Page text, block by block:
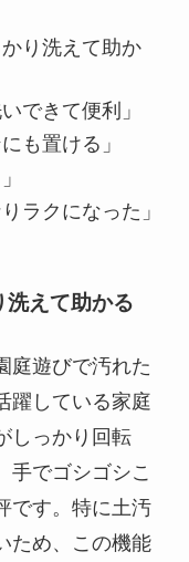
り洗えて助か
できて便利」
も置ける」
ラクになった」
洗えて助かる
庭遊びで汚れた
躍している家庭
しっかり回転
手でゴシゴシこ
です。特に土汚
ため、この機能